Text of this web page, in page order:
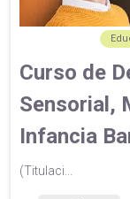
Curso de
Sensorial,
Infancia
(Titulaci...